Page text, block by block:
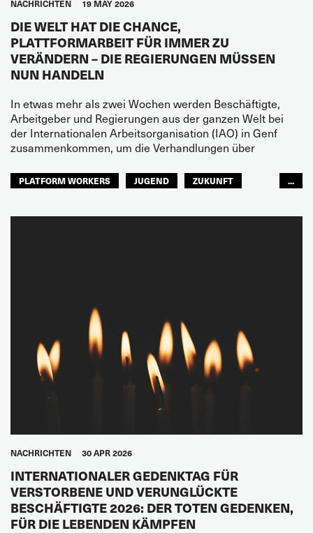
NACHRICHTEN 19 MAY 2026
DIE WELT HAT DIE CHANCE,
PLATTFORMARBEIT FÜR IMMER ZU
VERÄNDERN – DIE REGIERUNGEN MÜSSEN
NUN HANDELN
In etwas mehr als zwei Wochen werden Beschäftigte,
Arbeitgeber und Regierungen aus der ganzen Welt bei
der Internationalen Arbeitsorganisation (IAO) in Genf
zusammenkommen, um die Verhandlungen über
PLATFORM WORKERS JUGEND
ZUKUNFT
...
NACHRICHTEN 30 APR 2026
INTERNATIONALER GEDENKTAG FÜR
VERSTORBENE UND VERUNGLÜCKTE
BESCHÄFTIGTE 2026: DER TOTEN GEDENKEN,
FÜR DIE LEBENDEN KÄMPFEN